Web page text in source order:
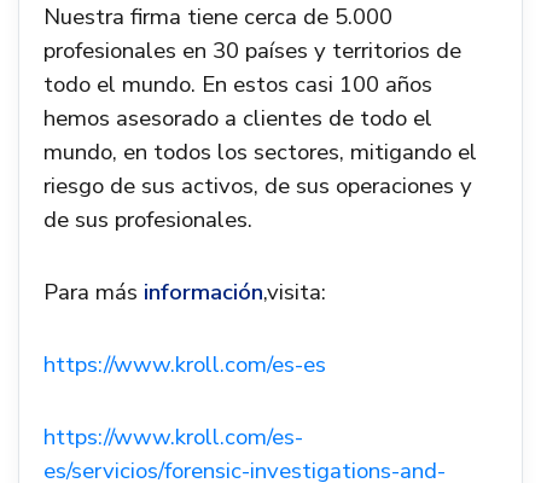
Nuestra firma tiene cerca de 5.000
profesionales en 30 países y territorios de
todo el mundo. En estos casi 100 años
hemos asesorado a clientes de todo el
mundo, en todos los sectores, mitigando el
riesgo de sus activos, de sus operaciones y
de sus profesionales.
Para más información,visita:
https://www.kroll.com/es-es
https://www.kroll.com/es-
es/servicios/forensic-investigations-and-